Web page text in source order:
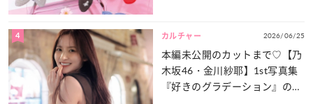
4 カルチャー 2026/06/25
本編未公開のカットまで♡【乃
木坂46・金川紗耶】1st写真集
『好きのグラデーション』の魅